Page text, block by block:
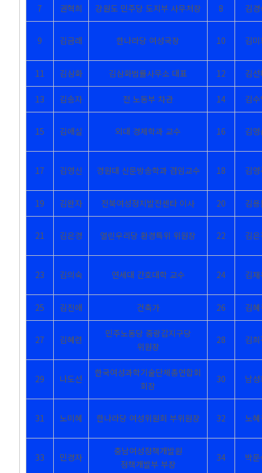
7 권혁희 강원도 민주당 도지부 사무처장 8 김
9 김금래 한나라당 여성국장 10 김
11 김삼화 김삼화법률사무소 대표 12 김
13 김송자 전 노동부 차관 14 김
15 김애실 외대 경제학과 교수 16 김
17 김영신 경원대 신문방송학과 겸임교수 18 김
19 김완자 전북여성정치발전센타 이사 20 김
21 김은경 열린우리당 환경특위 위원장 22 김
23 김의숙 연세대 간호대학 교수 24 김
25 김진애 건축가 26 김
27 김혜련
민주노동당 중랑갑지구당
위원장
28 김
29 나도선
한국여성과학기술단체총연합회
회장
30 남
31 노미혜 한나라당 여성위원회 부위원장 32 노
33 민경자
충남여성정책개발원
정책개발부 부장
34 박